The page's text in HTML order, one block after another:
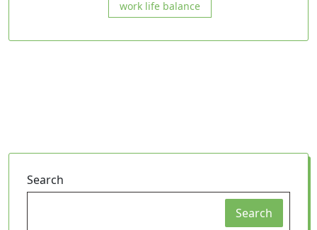
work life balance
Search
Search